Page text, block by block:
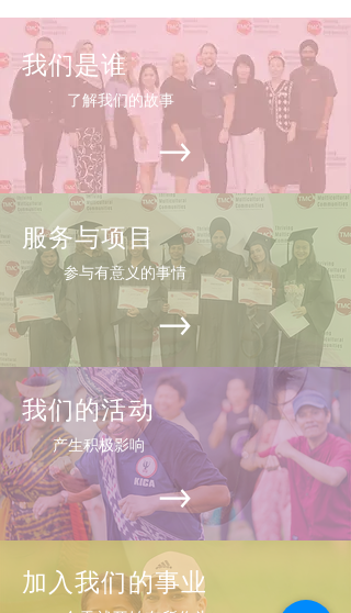
我们是谁
了解我们的故事
服务与项目
参与有意义的事情
我们的活动
产生积极影响
加入我们的事业